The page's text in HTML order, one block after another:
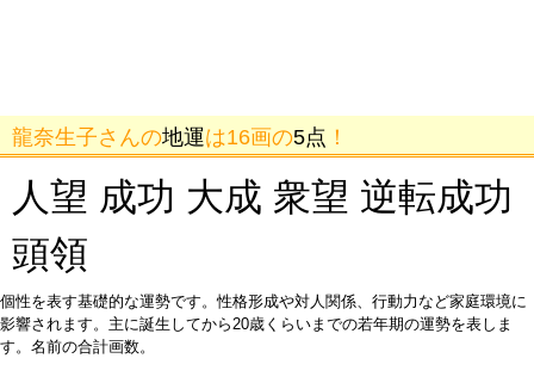
龍奈生子さんの地運は16画の5点 ！
人望 成功 大成 衆望 逆転成功
頭領
個性を表す基礎的な運勢です。性格形成や対人関係、行動力など家庭環境に
影響されます。主に誕生してから20歳くらいまでの若年期の運勢を表しま
す。名前の合計画数。